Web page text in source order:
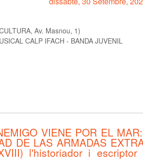
Av. Masnou, 1)
CALP IFACH - BANDA JUVENIL
VIENE POR EL
DE LAS ARMADAS
l'historiador i escriptor